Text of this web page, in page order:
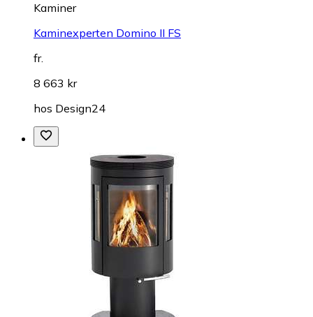
Kaminer
Kaminexperten Domino II FS
fr.
8 663 kr
hos Design24